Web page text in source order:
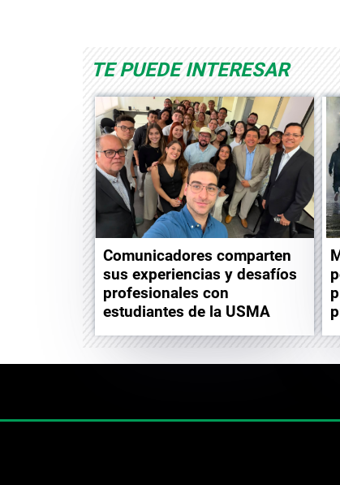
TE PUEDE INTERESAR
Comunicadores comparten
sus experiencias y desafíos
profesionales con
estudiantes de la USMA